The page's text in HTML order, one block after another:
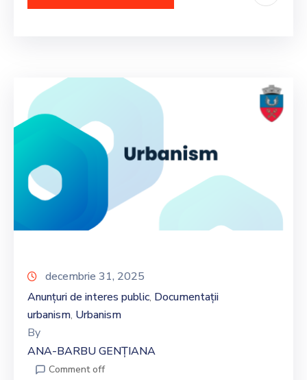
decembrie 31, 2025
Anunțuri de interes public‚ Documentații
urbanism‚ Urbanism
By
ANA-BARBU GENȚIANA
Comment off